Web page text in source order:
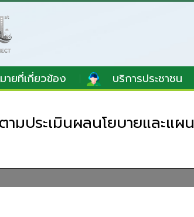
ายที่เกี่ยวข้อง บริการประชาชน
มประเมินผลนโยบายและแผน